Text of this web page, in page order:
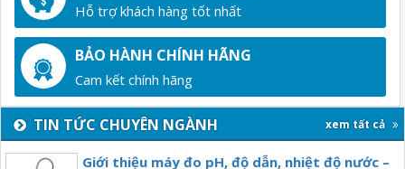
Hỗ trợ khách hàng tốt nhất
BẢO HÀNH CHÍNH HÃNG
Cam kết chính hãng
TIN TỨC CHUYÊN NGÀNH xem tất cả
Giới thiệu máy đo pH, độ dẫn, nhiệt độ nước –